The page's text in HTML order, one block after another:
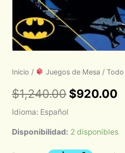
Inicio / Juegos de Mesa /
$1,240.00 $920.00
Idioma: Español
Disponibilidad: 2 disponibles